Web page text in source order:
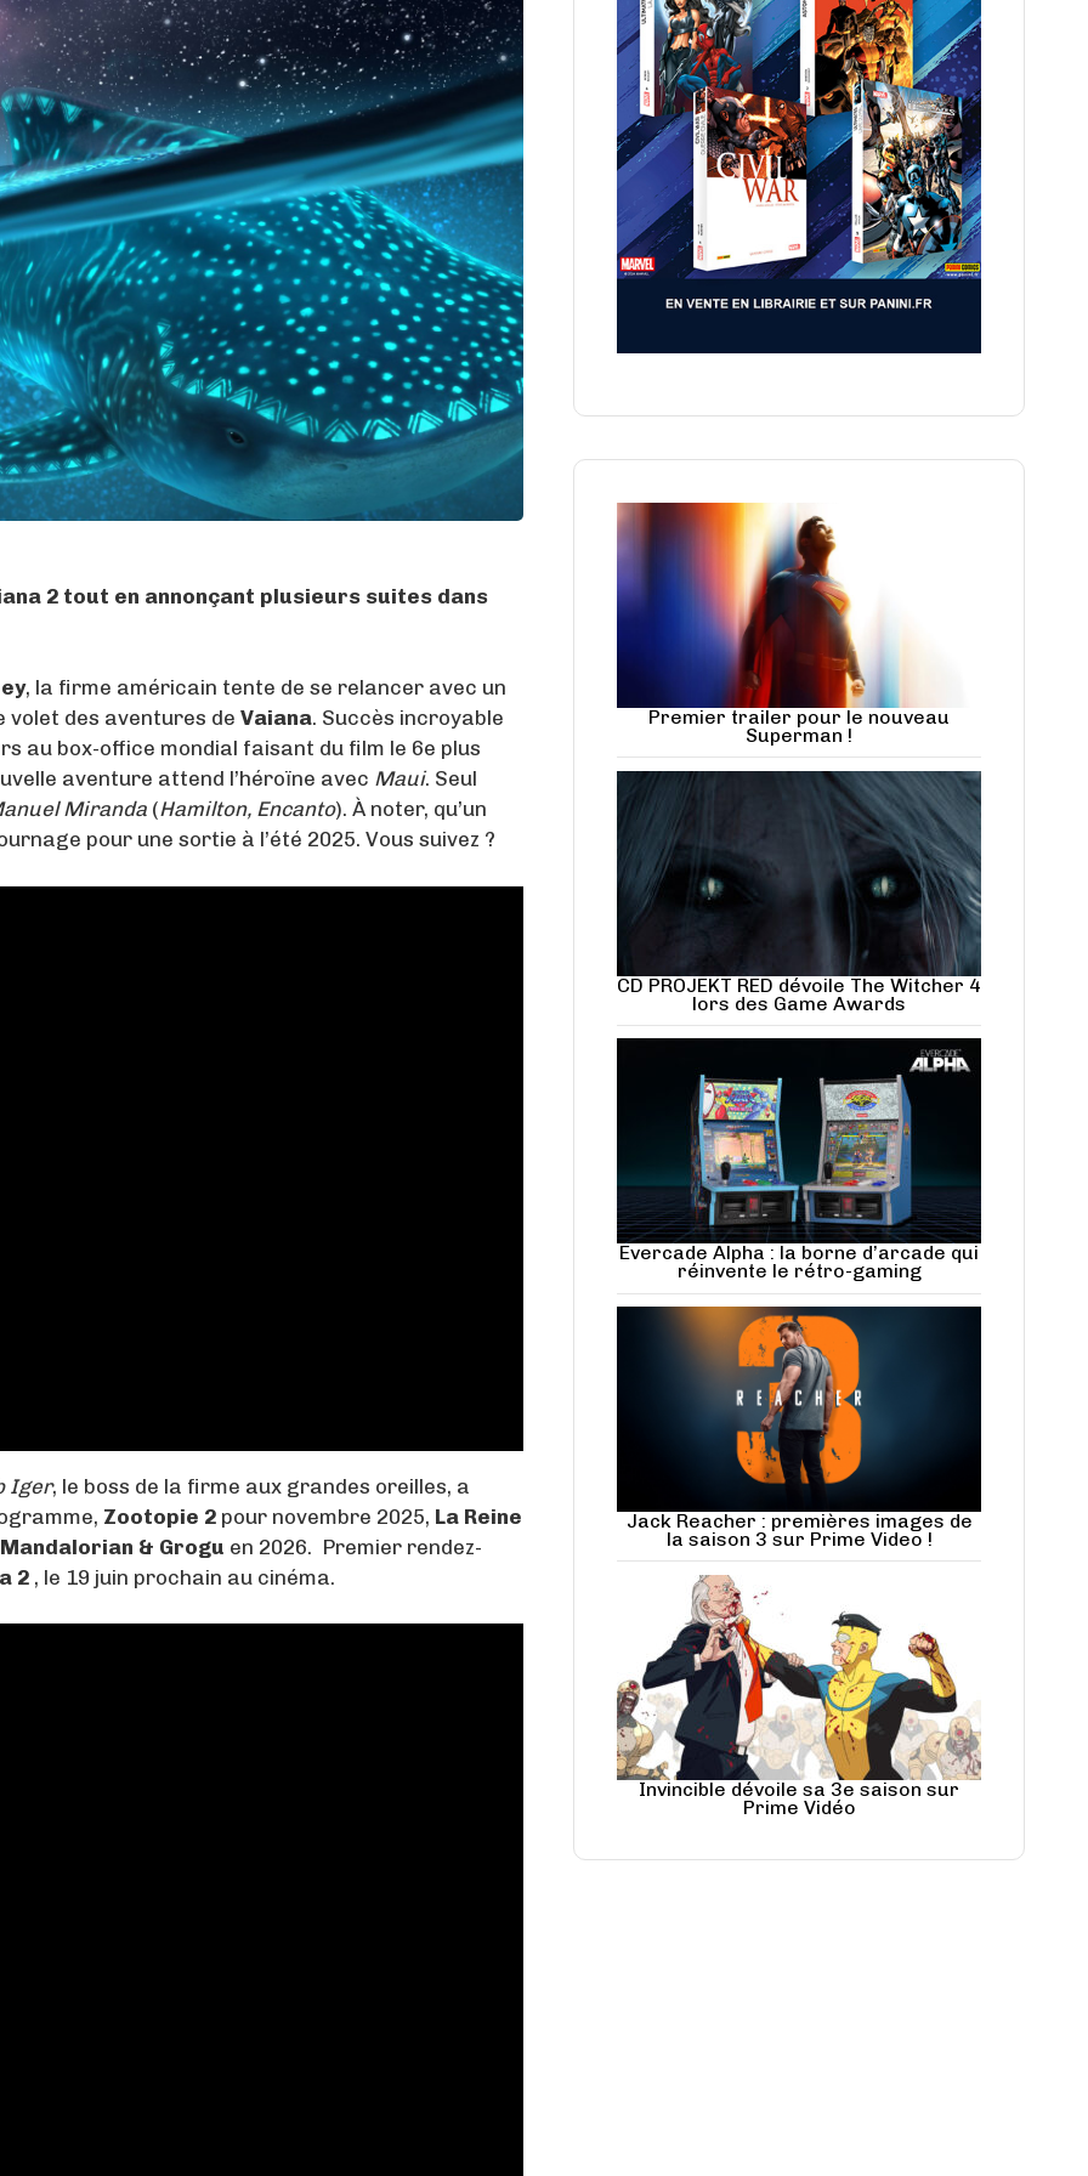
2 tout en annonçant plusieurs suites dans
, la firme américain tente de se relancer avec un
volet des aventures de Vaiana. Succès incroyable
au box-office mondial faisant du film le 6e plus
aventure attend l’héroïne avec Maui. Seul
Miranda (Hamilton, Encanto). À noter, qu’un
pour une sortie à l’été 2025. Vous suivez ?
Iger, le boss de la firme aux grandes oreilles, a
Zootopie 2 pour novembre 2025, La Reine
& Grogu en 2026. Premier rendez-
2 , le 19 juin prochain au cinéma.
Premier trailer pour le nouveau
Superman !
CD PROJEKT RED dévoile The Witcher 4
lors des Game Awards
Evercade Alpha : la borne d’arcade qui
réinvente le rétro-gaming
Jack Reacher : premières images de
la saison 3 sur Prime Video !
Invincible dévoile sa 3e saison sur
Prime Vidéo